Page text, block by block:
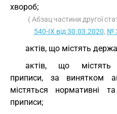
хвороб;
( Абзац частини другої
540-IX від 30.03.2020, №
актів, що містять
актів, що містять
приписи, за винятком
містяться нормативні та
приписи;